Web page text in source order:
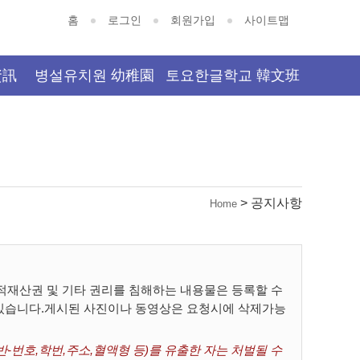
홈 로그인 회원가입 사이트맵
병설유치원 幼稚園 토요한글학교 韓文班
Home > 공지사항
산권 및 기타 권리를 침해하는 내용물은 등록할 수
니다.게시된 사진이나 동영상은 요청시에 삭제가능
번호,학번,주소,혈액형 등)를 유출한 자는 처벌될 수